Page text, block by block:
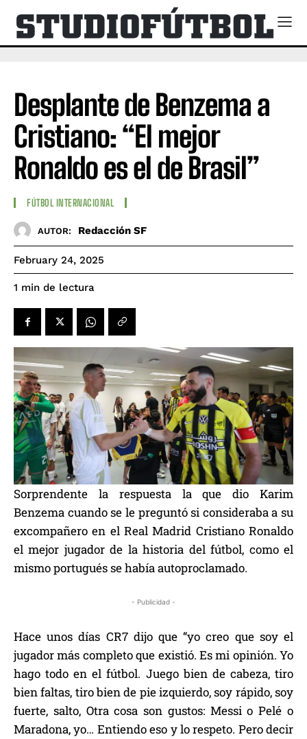
Desplante de Benzema a
Cristiano: “El mejor
Ronaldo es el de Brasil”
FÚTBOL INTERNACIONAL
AUTOR: Redacción SF
February 24, 2025
1 min de lectura
Sorprendente la respuesta la que dio Karim
Benzema cuando se le preguntó si consideraba a su
excompañero en el Real Madrid Cristiano Ronaldo
el mejor jugador de la historia del fútbol, como el
mismo portugués se había autoproclamado.
- Publicidad -
Hace unos días CR7 dijo que “yo creo que soy el
jugador más completo que existió. Es mi opinión. Yo
hago todo en el fútbol. Juego bien de cabeza, tiro
bien faltas, tiro bien de pie izquierdo, soy rápido, soy
fuerte, salto, Otra cosa son gustos: Messi o Pelé o
Maradona, yo… Entiendo eso y lo respeto. Pero decir